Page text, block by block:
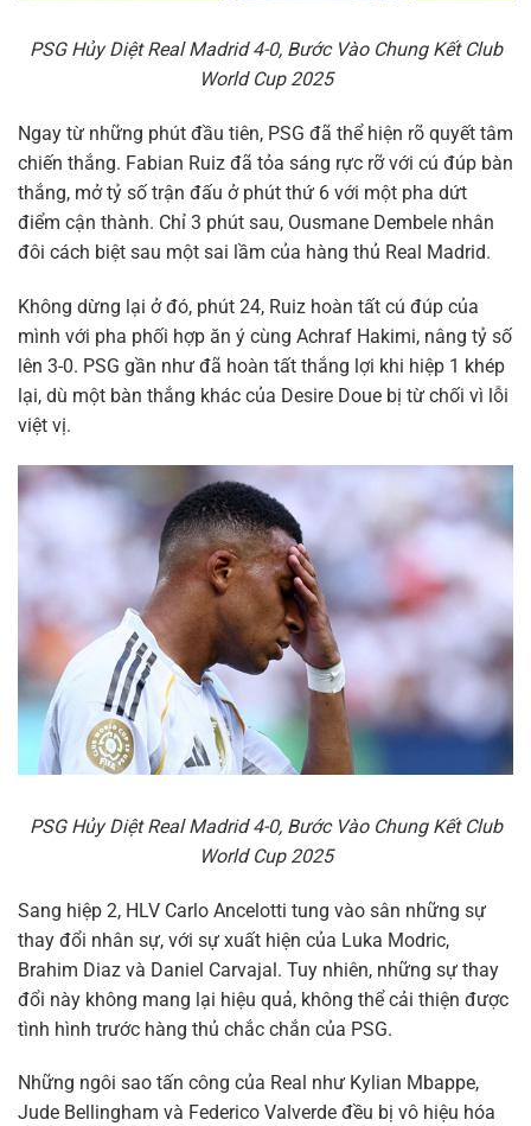
PSG Hủy Diệt Real Madrid 4-0, Bước Vào Chung Kết Club
World Cup 2025
Ngay từ những phút đầu tiên, PSG đã thể hiện rõ quyết tâm
chiến thắng. Fabian Ruiz đã tỏa sáng rực rỡ với cú đúp bàn
thắng, mở tỷ số trận đấu ở phút thứ 6 với một pha dứt
điểm cận thành. Chỉ 3 phút sau, Ousmane Dembele nhân
đôi cách biệt sau một sai lầm của hàng thủ Real Madrid.
Không dừng lại ở đó, phút 24, Ruiz hoàn tất cú đúp của
mình với pha phối hợp ăn ý cùng Achraf Hakimi, nâng tỷ số
lên 3-0. PSG gần như đã hoàn tất thắng lợi khi hiệp 1 khép
lại, dù một bàn thắng khác của Desire Doue bị từ chối vì lỗi
việt vị.
PSG Hủy Diệt Real Madrid 4-0, Bước Vào Chung Kết Club
World Cup 2025
Sang hiệp 2, HLV Carlo Ancelotti tung vào sân những sự
thay đổi nhân sự, với sự xuất hiện của Luka Modric,
Brahim Diaz và Daniel Carvajal. Tuy nhiên, những sự thay
đổi này không mang lại hiệu quả, không thể cải thiện được
tình hình trước hàng thủ chắc chắn của PSG.
Những ngôi sao tấn công của Real như Kylian Mbappe,
Jude Bellingham và Federico Valverde đều bị vô hiệu hóa